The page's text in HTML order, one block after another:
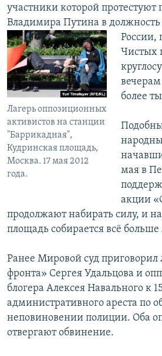
участники которой протестуют
Владимира Путина в должность
России,
Лагерь оппозиционных
активистов на станции
"Баррикадная",
Кудринская площадь,
Москва. 17 мая 2012
года.
Чистых
вечерам
более
мая в
акции
продолжают набирать силу, и
площадь собирается всё
Ранее Мировой суд приговорил
фронта» Сергея Удальцова и
блогера Алексея Навального к
административного ареста по
неповиновении полиции. Оба
отвергают обвинение.